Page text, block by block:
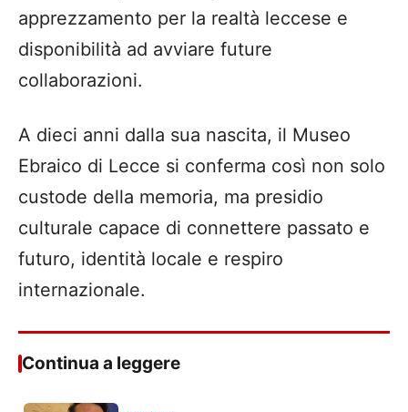
apprezzamento per la realtà leccese e
disponibilità ad avviare future
collaborazioni.
A dieci anni dalla sua nascita, il Museo
Ebraico di Lecce si conferma così non solo
custode della memoria, ma presidio
culturale capace di connettere passato e
futuro, identità locale e respiro
internazionale.
Continua a leggere